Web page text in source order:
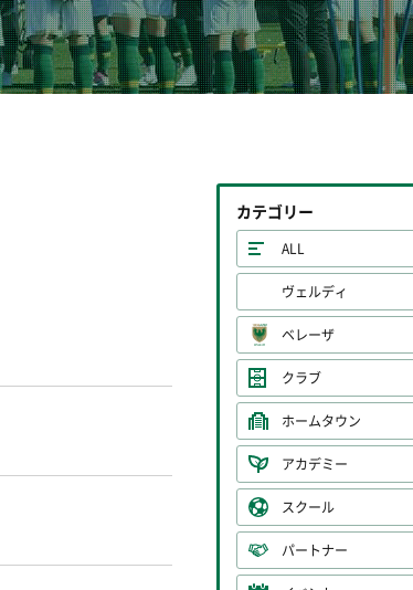
カテゴリー
ALL
ヴェルディ
ベレーザ
クラブ
ホームタウン
アカデミー
スクール
パートナー